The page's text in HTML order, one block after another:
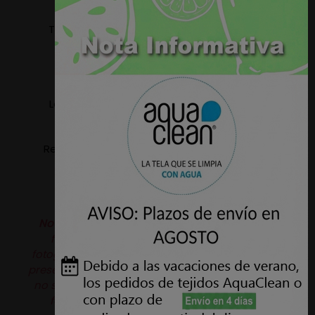
Tejido apto para tapizar: Sillas, Sillones, Sofas,
Cabeceros, Paredes, etc.
Ancho: 1,40 metros.
Lavable a maquina, temperatura máxima 30º
(ciclo delicado).
Resistencia a la abrasión: 60.000 Ciclos - UNE EN
ISO 12947
Puede haber variaciones de color de la
fotografía de la web al producto real, las
fotografías son orientativas. Además este tejido
presenta en su textura un pequeño grano el cual
no se aprecia en las fotografías. Si precisa una
fotografía con mayor detalle no dude en